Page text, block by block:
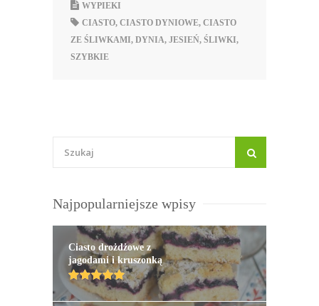
WYPIEKI
CIASTO, CIASTO DYNIOWE, CIASTO
ZE ŚLIWKAMI, DYNIA, JESIEŃ, ŚLIWKI,
SZYBKIE
Najpopularniejsze wpisy
Ciasto drożdżowe z
jagodami i kruszonką